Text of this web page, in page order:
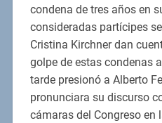
condena de tres años en
consideradas partícipes
Cristina Kirchner dan
golpe de estas condenas
tarde presionó a Alberto
pronunciara su discurso
cámaras del Congreso en